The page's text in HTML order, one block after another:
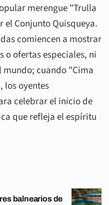
merengue "Trulla
Conjunto Quisqueya.
comiencen a mostrar
o ofertas especiales, ni
mundo; cuando "Cima
los oyentes
celebrar el inicio de
que refleja el espíritu
balnearios de